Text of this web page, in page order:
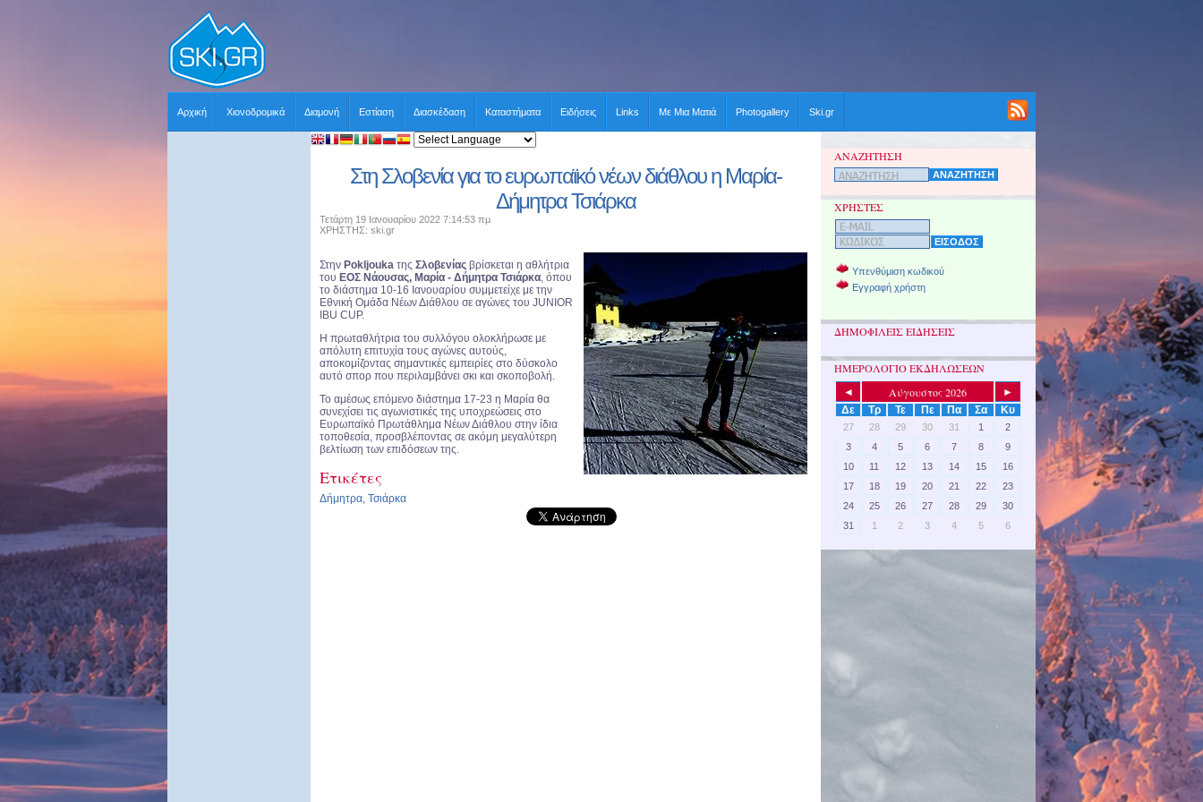
Αρχική Χιονοδρομικά Διαμονή Εστίαση Διασκέδαση Καταστήματα Ειδήσεις Links Με Μια Ματιά Photogallery Ski.gr
Στη Σλοβενία για το ευρωπαϊκό νέων διάθλου η Μαρία-
Δήμητρα Τσιάρκα
Τετάρτη 19 Ιανουαρίου 2022 7:14:53 πμ
ΧΡΗΣΤΗΣ: ski.gr
Στην Pokljouka της Σλοβενίας βρίσκεται η αθλήτρια
του ΕΟΣ Νάουσας, Μαρία - Δήμητρα Τσιάρκα, όπου
το διάστημα 10-16 Ιανουαρίου συμμετείχε με την
Εθνική Ομάδα Νέων Διάθλου σε αγώνες του JUNIOR
IBU CUP.
Η πρωταθλήτρια του συλλόγου ολοκλήρωσε με
απόλυτη επιτυχία τους αγώνες αυτούς,
αποκομίζοντας σημαντικές εμπειρίες στο δύσκολο
αυτό σπορ που περιλαμβάνει σκι και σκοποβολή.
Το αμέσως επόμενο διάστημα 17-23 η Μαρία θα
συνεχίσει τις αγωνιστικές της υποχρεώσεις στο
Ευρωπαϊκό Πρωτάθλημα Νέων Διάθλου στην ίδια
τοποθεσία, προσβλέποντας σε ακόμη μεγαλύτερη
βελτίωση των επιδόσεων της.
Ετικέτες
Δήμητρα, Τσιάρκα
ΑΝΑΖΗΤΗΣΗ
ΧΡΗΣΤΕΣ
Υπενθύμιση κωδικού
Εγγραφή χρήστη
ΔΗΜΟΦΙΛΕΙΣ ΕΙΔΗΣΕΙΣ
ΗΜΕΡΟΛΟΓΙΟ ΕΚΔΗΛΩΣΕΩΝ
◄ Αύγουστος 2026
►
Δε
Τρ Τε Πε Πα Σα Κυ
27 28 29 30 31 1
2
3
4 5 6 7 8
9
10
11 12 13 14 15
16
17
18 19 20 21 22
23
24
25 26 27 28 29
30
31
1 2 3 4 5 6